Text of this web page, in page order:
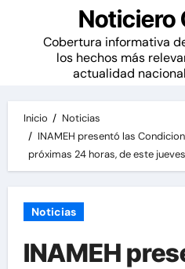
Noticiero
Cobertura informativa
los hechos más
actualidad
Inicio
Noticias
INAMEH presentó las
próximas 24 horas, de este
Noticias
INAMEH